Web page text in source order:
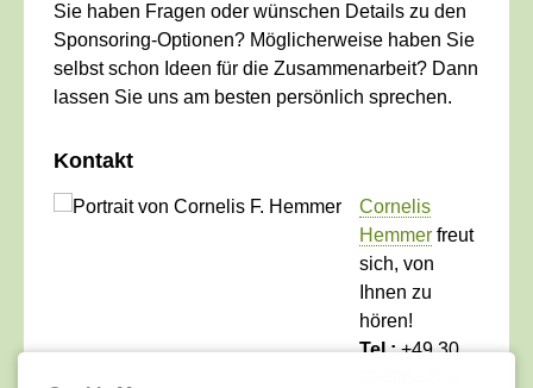
Sie haben Fragen oder wünschen Details zu den
Sponsoring-Optionen? Möglicherweise haben Sie
selbst schon Ideen für die Zusammenarbeit? Dann
lassen Sie uns am besten persönlich sprechen.
Kontakt
Cornelis
Hemmer freut
sich, von
Ihnen zu
hören!
Tel.:+49 30